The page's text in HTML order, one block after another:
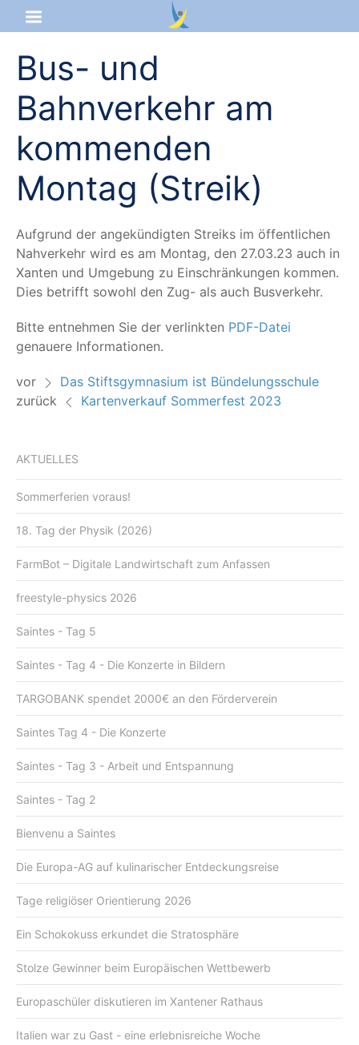
Startseite
Aktuelles
Das sind wir
Lernangebot
Service & Infos
Bus- und
Bahnverkehr am
kommenden
Montag (Streik)
Auf­grund der ange­kün­dig­ten Streiks im öffent­li­chen
Nah­ver­kehr wird es am Mon­tag, den 27.03.23 auch in
Xan­ten und Umge­bung zu Ein­schrän­kun­gen kom­men.
Dies betrifft sowohl den Zug- als auch Busverkehr.
Bit­te ent­neh­men Sie der ver­link­ten PDF-Datei
genaue­re Informationen.
vor
Das Stiftsgymnasium ist Bündelungsschule
zurück
Kartenverkauf Sommerfest 2023
AKTUELLES
Sommerferien voraus!
18. Tag der Physik (2026)
FarmBot – Digitale Landwirtschaft zum Anfassen
freestyle-physics 2026
Saintes - Tag 5
Saintes - Tag 4 - Die Konzerte in Bildern
TARGOBANK spendet 2000€ an den Förderverein
Saintes Tag 4 - Die Konzerte
Saintes - Tag 3 - Arbeit und Entspannung
Saintes - Tag 2
Bienvenu a Saintes
Die Europa-AG auf kulinarischer Entdeckungsreise
Tage religiöser Orientierung 2026
Ein Schokokuss erkundet die Stratosphäre
Stolze Gewinner beim Europäischen Wettbewerb
Europaschüler diskutieren im Xantener Rathaus
Italien war zu Gast - eine erlebnisreiche Woche